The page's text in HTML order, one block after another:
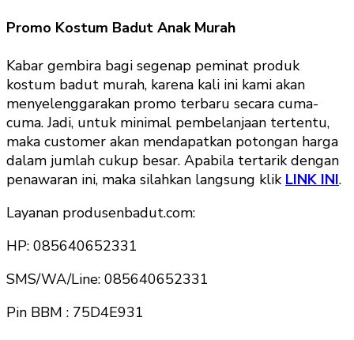
Promo Kostum Badut Anak Murah
Kabar gembira bagi segenap peminat produk
kostum badut murah, karena kali ini kami akan
menyelenggarakan promo terbaru secara cuma-
cuma. Jadi, untuk minimal pembelanjaan tertentu,
maka customer akan mendapatkan potongan harga
dalam jumlah cukup besar. Apabila tertarik dengan
penawaran ini, maka silahkan langsung klik LINK INI.
Layanan produsenbadut.com:
HP: 085640652331
SMS/WA/Line: 085640652331
Pin BBM : 75D4E931